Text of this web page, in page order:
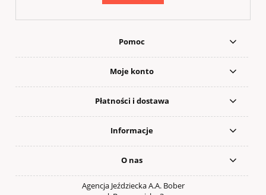
Pomoc
Moje konto
Płatności i dostawa
Informacje
O nas
Agencja Jeździecka A.A. Bober